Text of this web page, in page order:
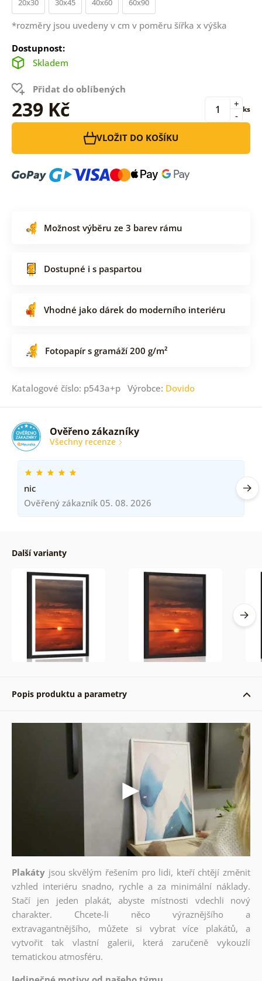
20x30 30x45 40x60 60x90
*rozměry jsou uvedeny v cm v poměru šířka x výška
Dostupnost:
Skladem
Přidat do oblíbených
239 Kč -
+ ks
VLOŽIT DO KOŠÍKU
Možnost výběru ze 3 barev rámu
Dostupné i s paspartou
Vhodné jako dárek do moderního interiéru
Fotopapír s gramáží 200 g/m²
Katalogové číslo: p543a+p Výrobce: Dovido
Ověřeno zákazníky
Všechny recenze
nic
Ověřený zákazník 05. 08. 2026
Další varianty
Popis produktu a parametry
Plakáty jsou skvělým řešením pro lidi, kteří chtějí změnit
vzhled interiéru snadno, rychle a za minimální náklady.
Stačí jen jeden plakát, abyste místnosti vdechli nový
charakter. Chcete-li něco výraznějšího a
extravagantnějšího, můžete si vybrat více plakátů, a
vytvořit tak vlastní galerii, která zaručeně vykouzlí
tematickou atmosféru.